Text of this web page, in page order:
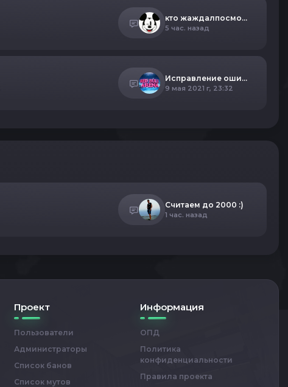
кто жаждалпосмотреть ник TROLb
5 час. назад
Исправление ошибки «cl_flushentitypacket»
9 мая 2021 г, 23:32
Считаем до 2000 :)
1 час. назад
Проект
Пользователи
Администраторы
Список банов
Список мутов
Информация
ОПД
Политика
конфиденциальности
Правила проекта